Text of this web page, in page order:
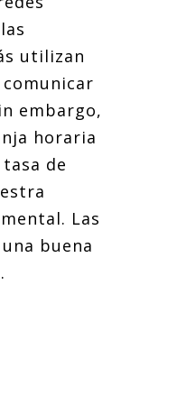
utilizan
embargo,
horaria
de
Las
buena